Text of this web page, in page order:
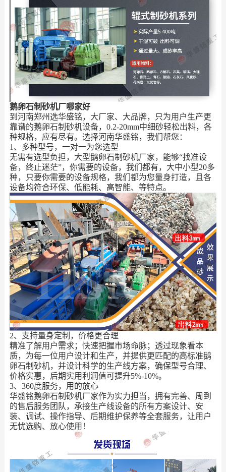
鹅卵石制砂机厂哪家好
到河南郑州选华盛铭，大厂家、大品牌，只为用户生产更
靠谱的鹅卵石制砂机设备，0.2-20mm中细砂轻松出料，各
种规格，应有尽有。选择河南华盛铭，我们帮您：
1、多种型号，一对一为您选型
无需有选型负担，大型鹅卵石制砂机厂家，能够“找准设
备，终止迷茫”，你需要的设备，我们都有，大中小型20多
种，只要你需要的设备规格，我们都为您量身打造，且各
设备均符合环保、低能耗、高智能、等特点。
2、支持量身定制，价格更合理
精准了解用户需求；快速把握市场命脉；透过现象看本
质，为每一位用户设计和生产，并提供更匹配的高标准鹅
卵石制砂机，并设计科学的生产线方案，确保型号合理、
价格实惠，后期实用利润值可提升5%-10%。
3、360度服务，用的放心
华盛铭鹅卵石制砂机厂家作为实力担当，拥有完善、周到
的售后服务团队，承接生产线设备的所有方案设计、安
装、调试、操作指导、后期维护保养等全套服务，让用户
无忧选购、放心使用！